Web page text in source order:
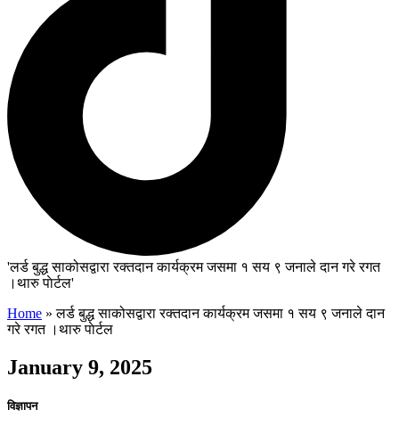
'लर्ड बुद्ध साकोसद्वारा रक्तदान कार्यक्रम जसमा १ सय ९ जनाले दान गरे रगत
।थारु पाेर्टल'
Home »लर्ड बुद्ध साकोसद्वारा रक्तदान कार्यक्रम जसमा १ सय ९ जनाले दान
गरे रगत ।थारु पाेर्टल
January 9, 2025
विज्ञापन